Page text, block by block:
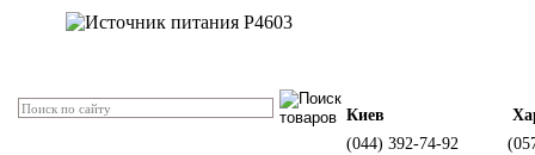
Киев
(044) 392-74-92